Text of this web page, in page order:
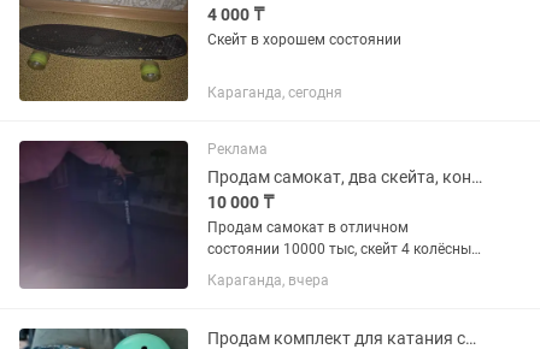
4 000 ₸
Скейт в хорошем состоянии
Караганда, сегодня
Реклама
Продам самокат, два скейта, коньки
10 000 ₸
Продам самокат в отличном
состоянии 10000 тыс, скейт 4 колёсный
7 тыс, скейт 2 колёсный 6000. Все в
отличном состоянии. Использовали
николь.
Караганда, вчера
Продам комплект для катания скейт защита шлем